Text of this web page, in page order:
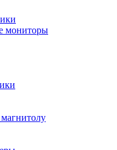
мониторы